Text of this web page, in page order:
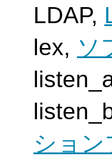
LDAP,
lex, ソ
ション